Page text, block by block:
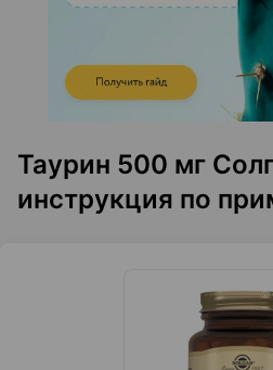
Таурин 500 мг
инструкция по